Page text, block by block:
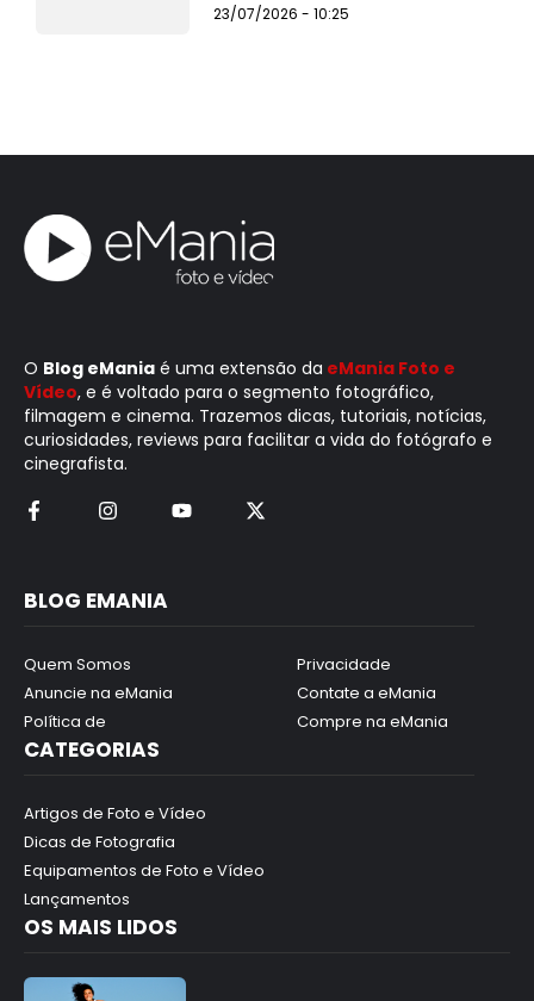
23/07/2026 - 10:25
O Blog eMania é uma extensão da eMania Foto e
Vídeo, e é voltado para o segmento fotográfico,
filmagem e cinema. Trazemos dicas, tutoriais, notícias,
curiosidades, reviews para facilitar a vida do fotógrafo e
cinegrafista.
BLOG EMANIA
Quem Somos
Anuncie na eMania
Política de
Privacidade
Contate a eMania
Compre na eMania
CATEGORIAS
Artigos de Foto e Vídeo
Dicas de Fotografia
Equipamentos de Foto e Vídeo
Lançamentos
OS MAIS LIDOS